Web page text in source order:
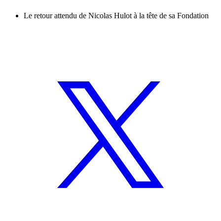
Le retour attendu de Nicolas Hulot à la tête de sa Fondation